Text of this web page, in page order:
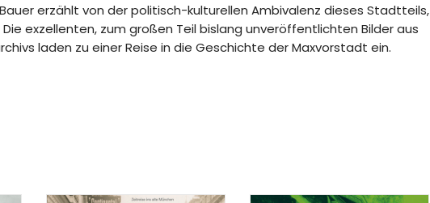
erzählt von der politisch-kulturellen Ambivalenz dieses Stadtteils,
exzellenten, zum großen Teil bislang unveröffentlichten Bilder aus
laden zu einer Reise in die Geschichte der Maxvorstadt ein.